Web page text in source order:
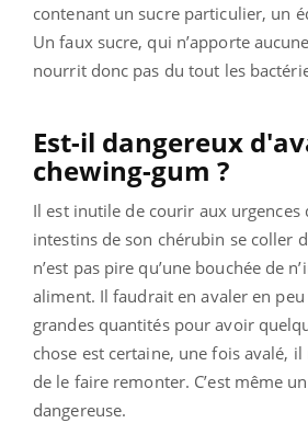
contenant un sucre particulier, un
Un faux sucre, qui n’apporte
nourrit donc pas du tout les
Est-il dangereux
chewing-gum ?
Il est inutile de courir aux urgences
intestins de son chérubin se coller
n’est pas pire qu’une bouchée de
aliment. Il faudrait en avaler en
grandes quantités pour avoir
chose est certaine, une fois avalé,
de le faire remonter. C’est même
dangereuse.